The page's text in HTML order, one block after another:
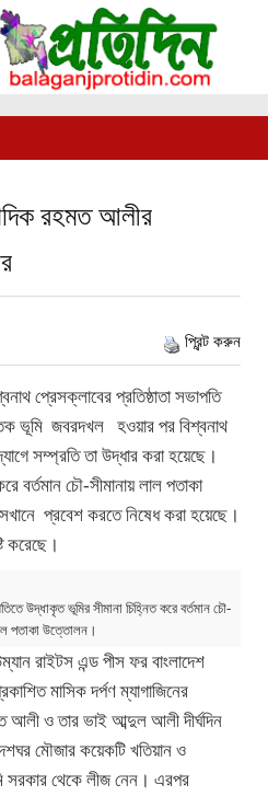
রহমত আলীর
প্রিন্ট করুন
প্রেসক্লাবের প্রতিষ্ঠাতা সভাপতি
ভূমি জবরদখল হওয়ার পর বিশ্বনাথ
সম্প্রতি তা উদ্ধার করা হয়েছে।
বর্তমান চৌ-সীমানায় লাল পতাকা
প্রবেশ করতে নিষেধ করা হয়েছে।
করেছে।
উদ্ধাকৃত ভূমির সীমানা চিহ্নিত করে বর্তমান চৌ-
পতাকা উত্তোলন।
রাইটস এন্ড পীস ফর বাংলাদেশ
মাসিক দর্পণ ম্যাগাজিনের
ও তার ভাই আব্দুল আলী দীর্ঘদিন
মৌজার কয়েকটি খতিয়ান ও
সরকার থেকে লীজ নেন। এরপর